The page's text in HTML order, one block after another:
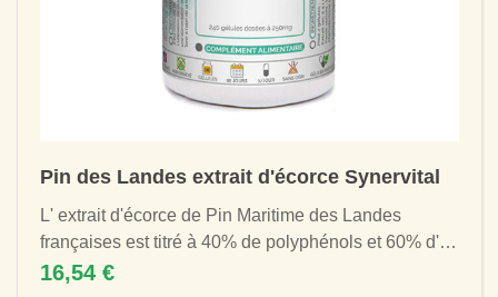
Pin des Landes extrait d'écorce Synervital
L' extrait d'écorce de Pin Maritime des Landes
françaises est titré à 40% de polyphénols et 60% d'
OPC (Oligomères-ProanthoCyanidines), pour...
16,54 €